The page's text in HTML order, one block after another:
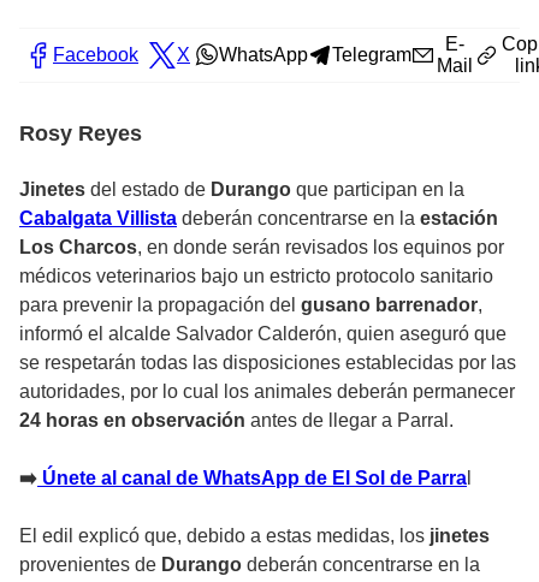
Facebook X WhatsApp Telegram
E-
Mail
Rosy Reyes
Jinetes del estado de Durango que participan en la
Cabalgata Villista deberán concentrarse en la estación
Los Charcos, en donde serán revisados los equinos por
médicos veterinarios bajo un estricto protocolo sanitario
para prevenir la propagación del gusano barrenador,
informó el alcalde Salvador Calderón, quien aseguró que
se respetarán todas las disposiciones establecidas por las
autoridades, por lo cual los animales deberán permanecer
24 horas en observación antes de llegar a Parral.
➡️ Únete al canal de WhatsApp de El Sol de Parra
El edil explicó que, debido a estas medidas, los jinetes
provenientes de Durango deberán concentrarse en la